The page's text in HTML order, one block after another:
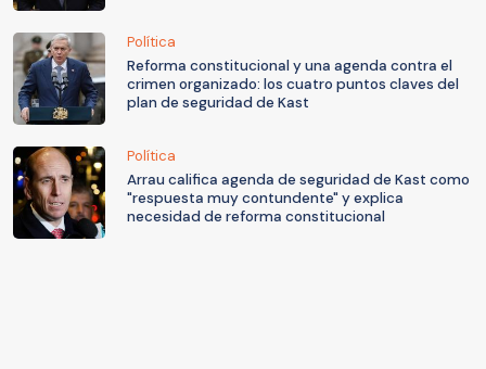
Política
Reforma constitucional y una agenda contra el
crimen organizado: los cuatro puntos claves del
plan de seguridad de Kast
Política
Arrau califica agenda de seguridad de Kast como
"respuesta muy contundente" y explica
necesidad de reforma constitucional